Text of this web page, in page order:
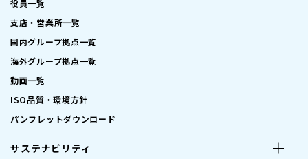
役員一覧
支店・営業所一覧
国内グループ拠点一覧
海外グループ拠点一覧
動画一覧
ISO品質・環境方針
パンフレットダウンロード
サステナビリティ